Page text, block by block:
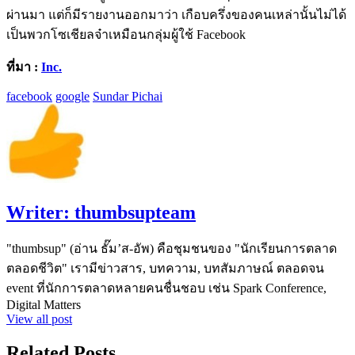
ผ่านมา แต่ก็มีรายงานออกมาว่า เกือบครึ่งของคนเหล่านั้นไม่ได้
เป็นพวกโซเชียลจ๋าเหมือนกลุ่มผู้ใช้ Facebook
ที่มา : Inc.
facebook google Sundar Pichai
Writer: thumbsupteam
"thumbsup" (อ่าน ธั๊ม’ส-อัพ) คือชุมชนของ "นักเรียนการตลาด
ตลอดชีวิต" เรามีข่าวสาร, บทความ, บทสัมภาษณ์ ตลอดจน
event ที่นักการตลาดหลายคนชื่นชอบ เช่น Spark Conference,
Digital Matters
View all post